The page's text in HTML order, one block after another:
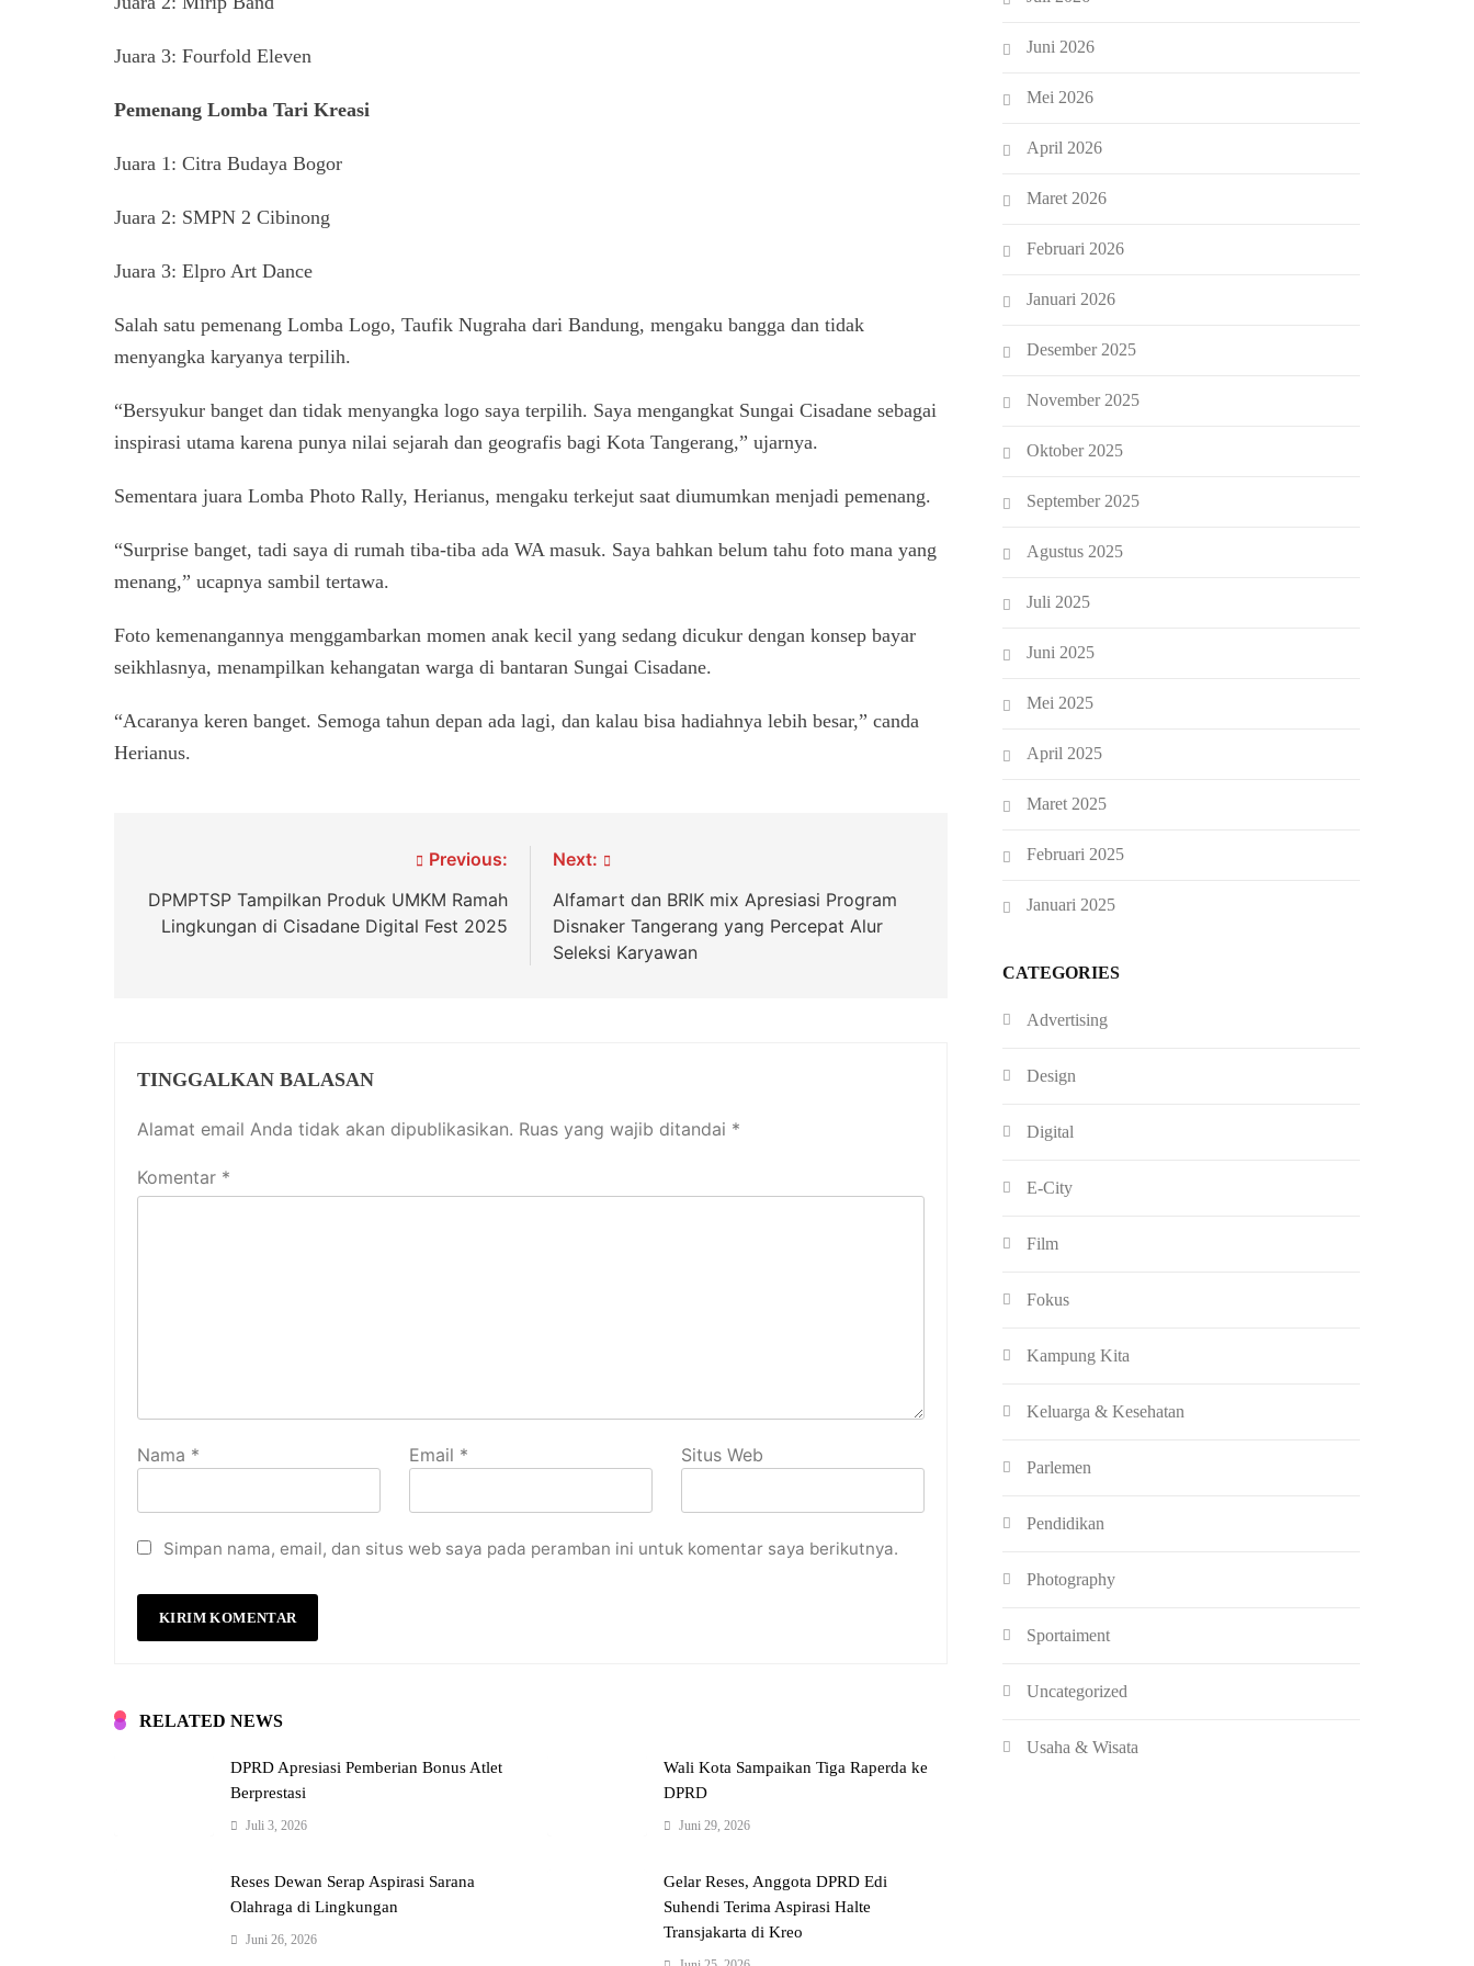
Juara 3: Fourfold Eleven
Pemenang Lomba Tari Kreasi
Juara 1: Citra Budaya Bogor
Juara 2: SMPN 2 Cibinong
Juara 3: Elpro Art Dance
Salah satu pemenang Lomba Logo, Taufik Nugraha dari Bandung, mengaku bangga dan tidak
menyangka karyanya terpilih.
“Bersyukur banget dan tidak menyangka logo saya terpilih. Saya mengangkat Sungai Cisadane sebagai
inspirasi utama karena punya nilai sejarah dan geografis bagi Kota Tangerang,” ujarnya.
Sementara juara Lomba Photo Rally, Herianus, mengaku terkejut saat diumumkan menjadi pemenang.
“Surprise banget, tadi saya di rumah tiba-tiba ada WA masuk. Saya bahkan belum tahu foto mana yang
menang,” ucapnya sambil tertawa.
Foto kemenangannya menggambarkan momen anak kecil yang sedang dicukur dengan konsep bayar
seikhlasnya, menampilkan kehangatan warga di bantaran Sungai Cisadane.
“Acaranya keren banget. Semoga tahun depan ada lagi, dan kalau bisa hadiahnya lebih besar,” canda
Herianus.
pos
Previous:
DPMPTSP Tampilkan Produk UMKM Ramah
Lingkungan di Cisadane Digital Fest 2025
Next:
Alfamart dan BRIK mix Apresiasi Program
Disnaker Tangerang yang Percepat Alur
Seleksi Karyawan
TINGGALKAN BALASAN
Alamat email Anda tidak akan dipublikasikan. Ruas yang wajib ditandai *
Komentar *
Nama * Email * Situs Web
Simpan nama, email, dan situs web saya pada peramban ini untuk komentar saya berikutnya.
RELATED NEWS
DPRD Apresiasi Pemberian Bonus Atlet
Berprestasi
Juli 3, 2026
Wali Kota Sampaikan Tiga Raperda ke
DPRD
Juni 29, 2026
Reses Dewan Serap Aspirasi Sarana
Olahraga di Lingkungan
Juni 26, 2026
Gelar Reses, Anggota DPRD Edi
Suhendi Terima Aspirasi Halte
Transjakarta di Kreo
Juni 2026
Mei 2026
April 2026
Maret 2026
Februari 2026
Januari 2026
Desember 2025
November 2025
Oktober 2025
September 2025
Agustus 2025
Juli 2025
Juni 2025
Mei 2025
April 2025
Maret 2025
Februari 2025
Januari 2025
CATEGORIES
Advertising
Design
Digital
E-City
Film
Fokus
Kampung Kita
Keluarga & Kesehatan
Parlemen
Pendidikan
Photography
Sportaiment
Uncategorized
Usaha & Wisata